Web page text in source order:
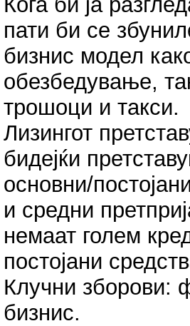
пати би се
бизнис модел
обезбедување,
трошоци и такси.
Лизингот
бидејќи
основни/
и средни
немаат голем
постојани
Клучни зборови:
бизнис.